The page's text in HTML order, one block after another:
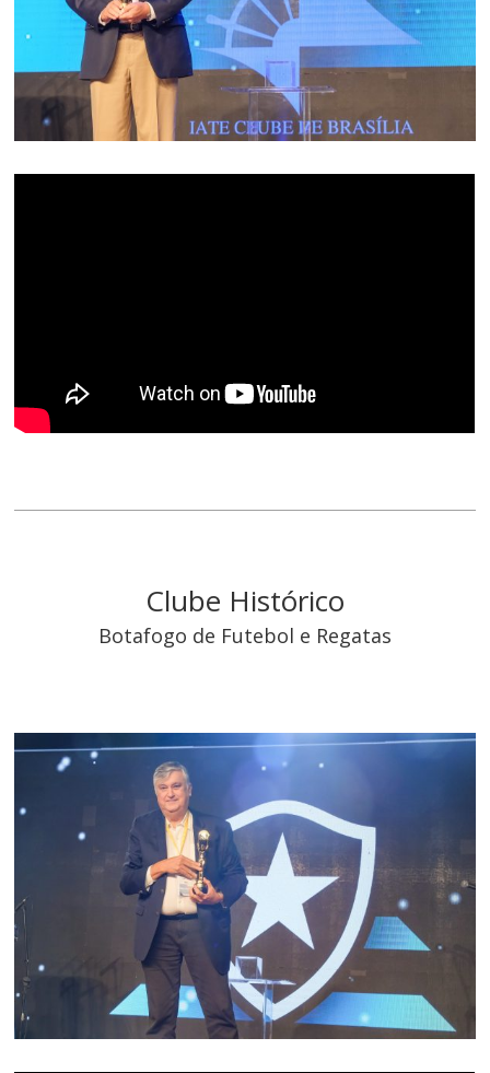
Clube Histórico
Botafogo de Futebol e Regatas